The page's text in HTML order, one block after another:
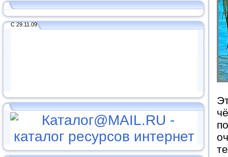
С 29.11.09